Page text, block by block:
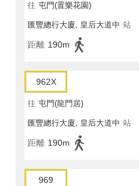
往 屯門(置樂花園)
匯豐總行大廈, 皇后大道中 站
距離 190m
962X
往 屯門(龍門居)
匯豐總行大廈, 皇后大道中 站
距離 190m
969